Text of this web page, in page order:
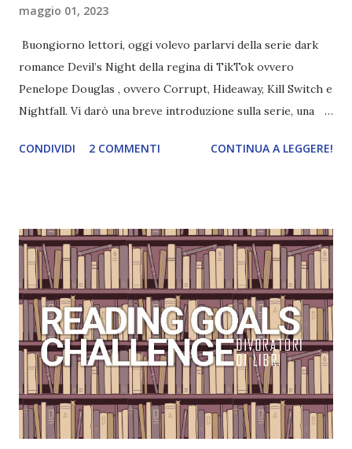
maggio 01, 2023
Buongiorno lettori, oggi volevo parlarvi della serie dark
romance Devil’s Night della regina di TikTok ovvero
Penelope Douglas , ovvero Corrupt, Hideaway, Kill Switch e
Nightfall. Vi darò una breve introduzione sulla serie, una
e anche un breve commento sui libri singoli. I libri sono in
grande (Devil's Night 1#) Autrice : Penelope Douglas
Pagine: 448 Editore: Newton Compton Editori
Pubblicazione: 10 Gennaio 2023 Traduttore: Laura Lancini
Trama: “Si chiama Michael Crist. È il fratello maggiore del
mio ragazzo ed è come quei film dell'orrore che guardi
coprendoti gli occhi. È bellissimo, forte, e assolutamente
terrificante. Non mi vede neppure. Ma io l'ho notato. L'ho
visto, l'ho sentito. Le cose che ha fatto, i misfatti ch...
CONDIVIDI 2 COMMENTI CONTINUA A LEGGERE!